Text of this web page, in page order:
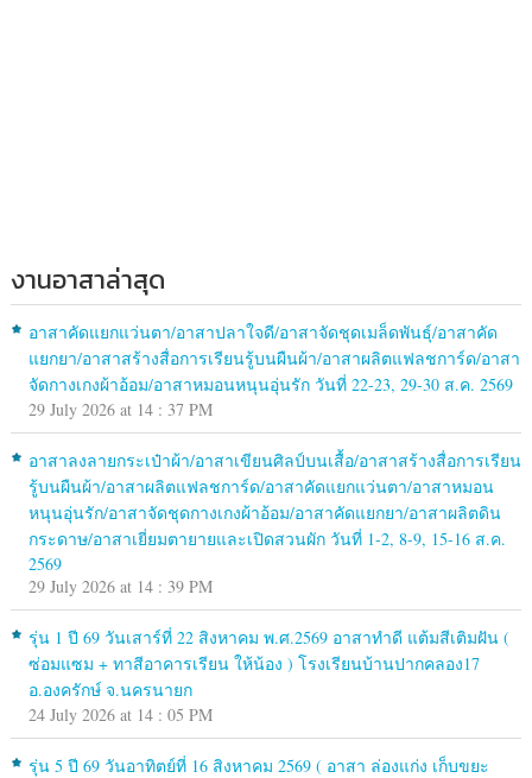
งานอาสาล่าสุด
อาสาคัดแยกแว่นตา/อาสาปลาใจดี/อาสาจัดชุดเมล็ดพันธุ์/อาสาคัด
แยกยา/อาสาสร้างสื่อการเรียนรู้บนผืนผ้า/อาสาผลิตแฟลชการ์ด/อาสา
จัดกางเกงผ้าอ้อม/อาสาหมอนหนุนอุ่นรัก วันที่ 22-23, 29-30 ส.ค. 2569
29 July 2026 at 14 : 37 PM
อาสาลงลายกระเป๋าผ้า/อาสาเขียนศิลป์บนเสื้อ/อาสาสร้างสื่อการเรียน
รู้บนผืนผ้า/อาสาผลิตแฟลชการ์ด/อาสาคัดแยกแว่นตา/อาสาหมอน
หนุนอุ่นรัก/อาสาจัดชุดกางเกงผ้าอ้อม/อาสาคัดแยกยา/อาสาผลิตดิน
กระดาษ/อาสาเยี่ยมตายายและเปิดสวนผัก วันที่ 1-2, 8-9, 15-16 ส.ค.
2569
29 July 2026 at 14 : 39 PM
รุ่น 1 ปี 69 วันเสาร์ที่ 22 สิงหาคม พ.ศ.2569 อาสาทำดี แต้มสีเติมฝัน (
ซ่อมแซม + ทาสีอาคารเรียน ให้น้อง ) โรงเรียนบ้านปากคลอง17
อ.องครักษ์ จ.นครนายก
24 July 2026 at 14 : 05 PM
รุ่น 5 ปี 69 วันอาทิตย์ที่ 16 สิงหาคม 2569 ( อาสา ล่องแก่ง เก็บขยะ